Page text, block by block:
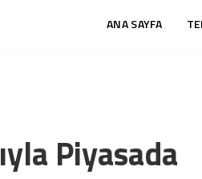
ANA SAYFA
Piyasada